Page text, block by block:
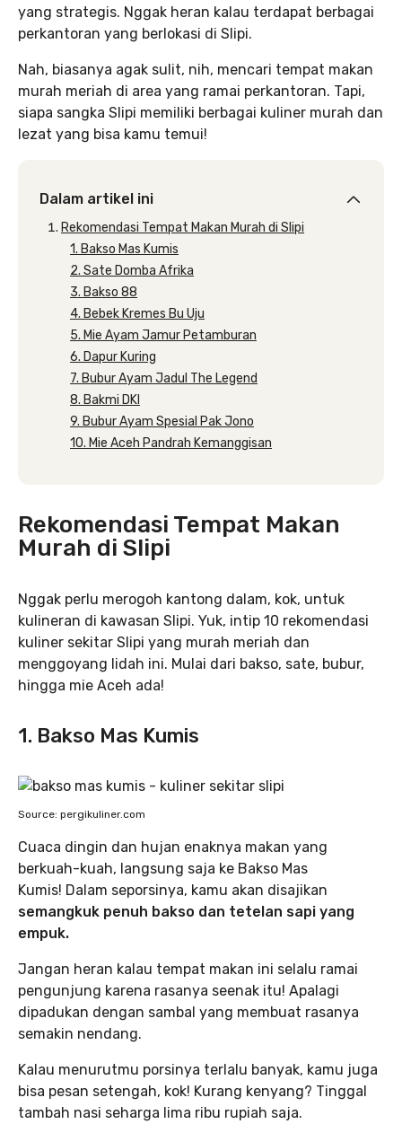
yang strategis. Nggak heran kalau terdapat berbagai
perkantoran yang berlokasi di Slipi.
Nah, biasanya agak sulit, nih, mencari tempat makan
murah meriah di area yang ramai perkantoran. Tapi,
siapa sangka Slipi memiliki berbagai kuliner murah dan
lezat yang bisa kamu temui!
Dalam artikel ini
Rekomendasi Tempat Makan Murah di Slipi
1. Bakso Mas Kumis
2. Sate Domba Afrika
3. Bakso 88
4. Bebek Kremes Bu Uju
5. Mie Ayam Jamur Petamburan
6. Dapur Kuring
7. Bubur Ayam Jadul The Legend
8. Bakmi DKI
9. Bubur Ayam Spesial Pak Jono
10. Mie Aceh Pandrah Kemanggisan
Rekomendasi Tempat Makan
Murah di Slipi
Nggak perlu merogoh kantong dalam, kok, untuk
kulineran di kawasan Slipi. Yuk, intip 10 rekomendasi
kuliner sekitar Slipi yang murah meriah dan
menggoyang lidah ini. Mulai dari bakso, sate, bubur,
hingga mie Aceh ada!
1. Bakso Mas Kumis
Source: pergikuliner.com
Cuaca dingin dan hujan enaknya makan yang
berkuah-kuah, langsung saja ke Bakso Mas
Kumis! Dalam seporsinya, kamu akan disajikan
semangkuk penuh bakso dan tetelan sapi yang
empuk.
Jangan heran kalau tempat makan ini selalu ramai
pengunjung karena rasanya seenak itu! Apalagi
dipadukan dengan sambal yang membuat rasanya
semakin nendang.
Kalau menurutmu porsinya terlalu banyak, kamu juga
bisa pesan setengah, kok! Kurang kenyang? Tinggal
tambah nasi seharga lima ribu rupiah saja.